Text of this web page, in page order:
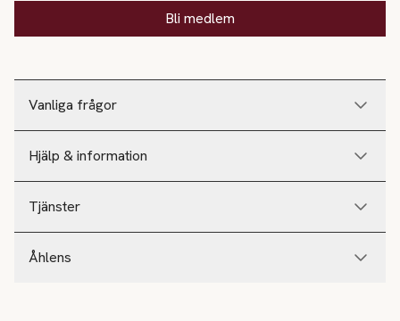
Vanliga frågor
Hjälp & information
Tjänster
Åhlens
Bli medlem